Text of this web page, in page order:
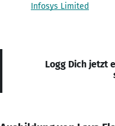
Infosys Limited
Logg Dich jetzt